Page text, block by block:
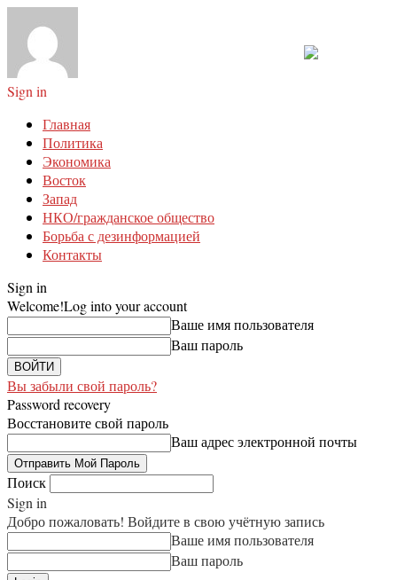
Sign in
Главная
Политика
Экономика
Восток
Запад
НКО/гражданское общество
Борьба с дезинформацией
Контакты
Sign in
Welcome!Log into your account
Ваше имя пользователя
Ваш пароль
Вы забыли свой пароль?
Password recovery
Восстановите свой пароль
Ваш адрес электронной почты
Поиск
Sign in
Добро пожаловать! Войдите в свою учётную запись
Ваше имя пользователя
Ваш пароль